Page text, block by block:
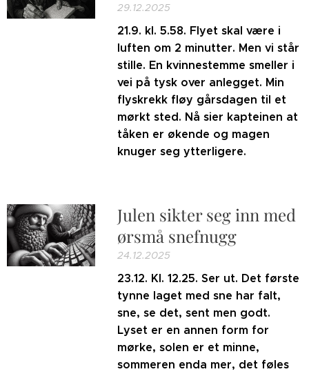
29.12.2025
21.9. kl. 5.58. Flyet skal være i
luften om 2 minutter. Men vi står
stille. En kvinnestemme smeller i
vei på tysk over anlegget. Min
flyskrekk fløy gårsdagen til et
mørkt sted. Nå sier kapteinen at
tåken er økende og magen
knuger seg ytterligere.
Julen sikter seg inn med
ørsmå snefnugg
24.12.2025
23.12. Kl. 12.25. Ser ut. Det første
tynne laget med sne har falt,
sne, se det, sent men godt.
Lyset er en annen form for
mørke, solen er et minne,
sommeren enda mer, det føles